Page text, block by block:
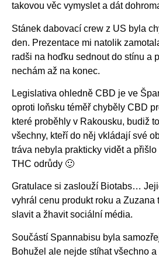
takovou věc vymyslet a dát
Stánek dabovací crew z US byla
den. Prezentace mi natolik
radši na hoďku sednout do stínu a
nechám až na konec.
Legislativa ohledně CBD je ve
oproti loňsku téměř chyběly CBD
které proběhly v Rakousku, budiž
všechny, kteří do něj vkládají své
tráva nebyla prakticky vidět a
THC odrůdy 🙂
Gratulace si zaslouží Biotabs…
vyhrál cenu produkt roku a Zuzana
slavit a žhavit sociální média.
Součástí Spannabisu byla
Bohužel ale nejde stíhat všechno